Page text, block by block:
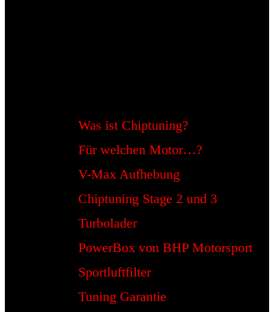
Was ist Chiptuning?
Für welchen Motor…?
V-Max Aufhebung
Chiptuning Stage 2 und 3
Turbolader
PowerBox von BHP Motorsport
Sportluftfilter
Tuning Garantie